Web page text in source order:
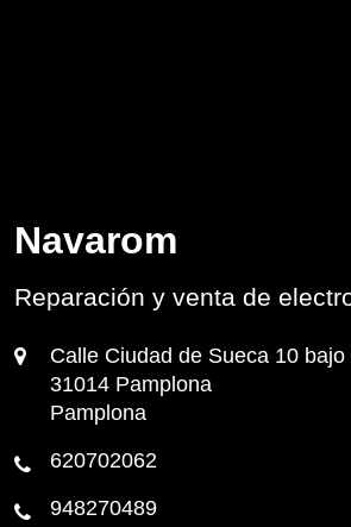
Navarom
Reparación y venta de
Calle Ciudad de Sueca 10 bajo
31014 Pamplona
Pamplona
620702062
948270489